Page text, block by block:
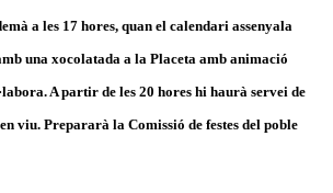
a les 17 hores, quan el calendari assenyala
una xocolatada a la Placeta amb animació
A partir de les 20 hores hi haurà servei de
viu. Prepararà la Comissió de festes del poble